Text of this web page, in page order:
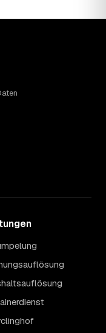
640 und
und
Dachboden liegt
eher am oberen.
oder ein hoher
Den genauen